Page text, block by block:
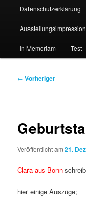
Datenschutzerklärung
In Memoriam Test
Beitragsnavigation
← Vorheriger
Veröffentlicht am21.
Clara aus Bonn
hier einige Auszüge;